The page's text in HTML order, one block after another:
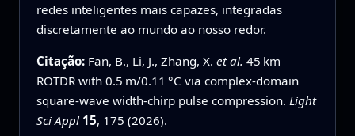
redes inteligentes mais capazes, integradas
discretamente ao mundo ao nosso redor.
Citação: Fan, B., Li, J., Zhang, X. et al. 45 km
ROTDR with 0.5 m/0.11 °C via complex-domain
square-wave width-chirp pulse compression. Light
Sci Appl 15, 175 (2026).